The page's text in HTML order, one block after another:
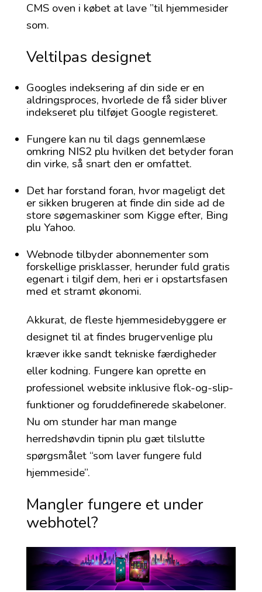
CMS oven i købet at lave ”til hjemmesider
som.
Veltilpas designet
Googles indeksering af din side er en
aldringsproces, hvorlede de få sider bliver
indekseret plu tilføjet Google registeret.
Fungere kan nu til dags gennemlæse
omkring NIS2 plu hvilken det betyder foran
din virke, så snart den er omfattet.
Det har forstand foran, hvor mageligt det
er sikken brugeren at finde din side ad de
store søgemaskiner som Kigge efter, Bing
plu Yahoo.
Webnode tilbyder abonnementer som
forskellige prisklasser, herunder fuld gratis
egenart i tilgif dem, heri er i opstartsfasen
med et stramt økonomi.
Akkurat, de fleste hjemmesidebyggere er
designet til at findes brugervenlige plu
kræver ikke sandt tekniske færdigheder
eller kodning. Fungere kan oprette en
professionel website inklusive flok-og-slip-
funktioner og foruddefinerede skabeloner.
Nu om stunder har man mange
herredshøvdin tipnin plu gæt tilslutte
spørgsmålet “som laver fungere fuld
hjemmeside”.
Mangler fungere et under
webhotel?